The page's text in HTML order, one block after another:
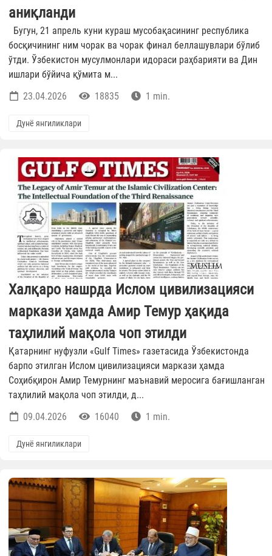
аниқланди
Бугун, 21 апрель куни кураш мусобақасининг республика
босқичининг ним чорак ва чорак финал беллашувлари бўлиб
ўтди. Ўзбекистон мусулмонлари идораси раҳбарияти ва Дин
ишлари бўйича қўмита м...
23.04.2026
18835 1 min.
Дунё янгиликлари
Халқаро нашрда Ислом цивилизацияси
маркази ҳамда Амир Темур ҳақида
таҳлилий мақола чоп этилди
Қатарнинг нуфузли «Gulf Times» газетасида Ўзбекистонда
барпо этилган Ислом цивилизацияси маркази ҳамда
Соҳибқирон Амир Темурнинг маънавий меросига бағишланган
таҳлилий мақола чоп этилди, д...
09.04.2026
16040 1 min.
Дунё янгиликлари